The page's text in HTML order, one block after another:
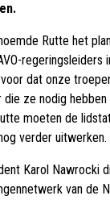
Rutte het
regeringsleiders
dat onze
ze nodig
moeten de
verder uitwerken.
Karol Nawrocki
van de